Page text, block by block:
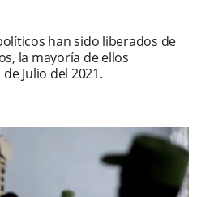
han sido liberados de
la mayoría de ellos
Julio del 2021.